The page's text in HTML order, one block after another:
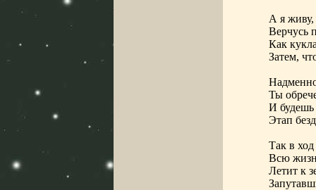
А я живу,
Верчусь
Как
Затем,
Ты
И будешь
Этап
Так в
Всю
Летит к